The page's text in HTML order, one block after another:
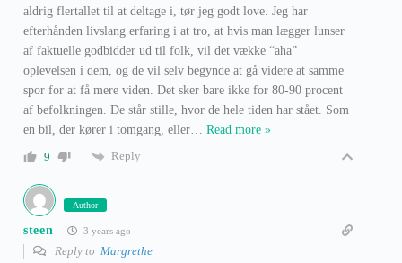
aldrig flertallet til at deltage i, tør jeg godt love. Jeg har
efterhånden livslang erfaring i at tro, at hvis man lægger lunser
af faktuelle godbidder ud til folk, vil det vække “aha”
oplevelsen i dem, og de vil selv begynde at gå videre at samme
spor for at få mere viden. Det sker bare ikke for 80-90 procent
af befolkningen. De står stille, hvor de hele tiden har stået. Som
en bil, der kører i tomgang, eller… Read more »
9
Reply
Author
steen 3 years ago
Reply to Margrethe